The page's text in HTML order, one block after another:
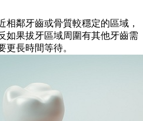
鄰牙齒或骨質較穩定的區域，
如果拔牙區域周圍有其他牙齒需
更長時間等待。